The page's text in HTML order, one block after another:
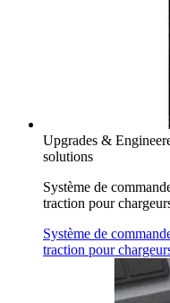
Upgrades &
solutions
Système de
traction pour
Système de
traction pour